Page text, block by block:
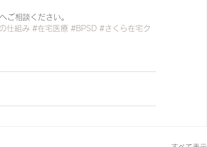
ご相談ください。
仕組み #在宅医療 #BPSD #さくら在宅ク